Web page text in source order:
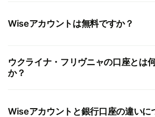
Wiseアカウントは無料ですか？
ウクライナ・フリヴニャの口座とは
か？
Wiseアカウントと銀行口座の違いに